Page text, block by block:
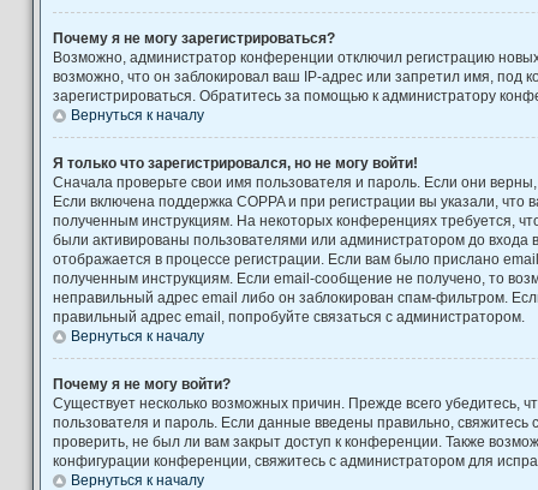
Почему я не могу зарегистрироваться?
Возможно, администратор конференции отключил регистрацию
возможно, что он заблокировал ваш IP-адрес или запретил имя, под
зарегистрироваться. Обратитесь за помощью к администратору
Вернуться к началу
Я только что зарегистрировался, но не могу войти!
Сначала проверьте свои имя пользователя и пароль. Если они
Если включена поддержка COPPA и при регистрации вы указали, что
полученным инструкциям. На некоторых конференциях требуется,
были активированы пользователями или администратором до входа
отображается в процессе регистрации. Если вам было прислано
полученным инструкциям. Если email-сообщение не получено, то
неправильный адрес email либо он заблокирован спам-фильтром.
правильный адрес email, попробуйте связаться с администратором.
Вернуться к началу
Почему я не могу войти?
Существует несколько возможных причин. Прежде всего убедитесь,
пользователя и пароль. Если данные введены правильно, свяжитесь
проверить, не был ли вам закрыт доступ к конференции. Также
конфигурации конференции, свяжитесь с администратором для
Вернуться к началу